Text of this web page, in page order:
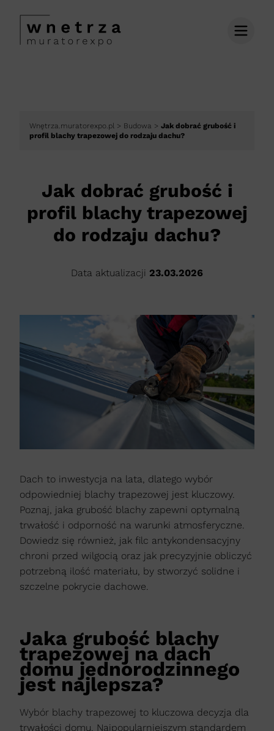
Wnętrza.muratorexpo.pl > Budowa > Jak dobrać grubość i
profil blachy trapezowej do rodzaju dachu?
Jak dobrać grubość i
profil blachy trapezowej
do rodzaju dachu?
Data aktualizacji 23.03.2026
Dach to inwestycja na lata, dlatego wybór
odpowiedniej blachy trapezowej jest kluczowy.
Poznaj, jaka grubość blachy zapewni optymalną
trwałość i odporność na warunki atmosferyczne.
Dowiedz się również, jak filc antykondensacyjny
chroni przed wilgocią oraz jak precyzyjnie obliczyć
potrzebną ilość materiału, by stworzyć solidne i
szczelne pokrycie dachowe.
Jaka grubość blachy
trapezowej na dach
domu jednorodzinnego
jest najlepsza?
Wybór blachy trapezowej to kluczowa decyzja dla
trwałości domu. Najpopularniejszym standardem